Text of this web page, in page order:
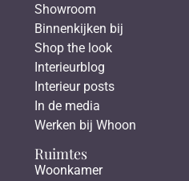
Showroom
Binnenkijken bij
Shop the look
Interieurblog
Interieur posts
In de media
Werken bij Whoon
Ruimtes
Woonkamer